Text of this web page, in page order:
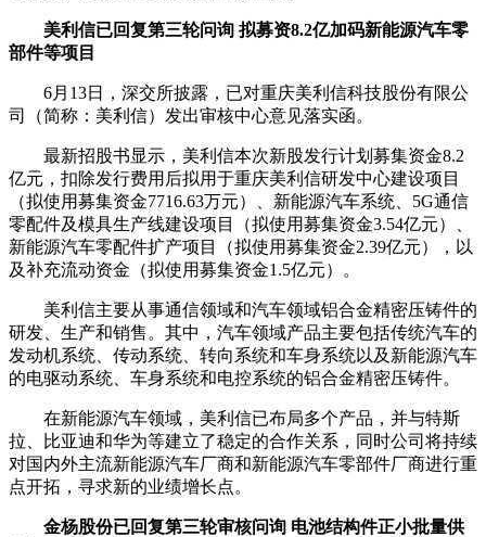
美利信已回复第三轮问询 拟募资8.2亿加码新能源汽车零
部件等项目
6月13日，深交所披露，已对重庆美利信科技股份有限公
司（简称：美利信）发出审核中心意见落实函。
最新招股书显示，美利信本次新股发行计划募集资金8.2
亿元，扣除发行费用后拟用于重庆美利信研发中心建设项目
（拟使用募集资金7716.63万元）、新能源汽车系统、5G通信
零配件及模具生产线建设项目（拟使用募集资金3.54亿元）、
新能源汽车零配件扩产项目（拟使用募集资金2.39亿元），以
及补充流动资金（拟使用募集资金1.5亿元）。
美利信主要从事通信领域和汽车领域铝合金精密压铸件的
研发、生产和销售。其中，汽车领域产品主要包括传统汽车的
发动机系统、传动系统、转向系统和车身系统以及新能源汽车
的电驱动系统、车身系统和电控系统的铝合金精密压铸件。
在新能源汽车领域，美利信已布局多个产品，并与特斯
拉、比亚迪和华为等建立了稳定的合作关系，同时公司将持续
对国内外主流新能源汽车厂商和新能源汽车零部件厂商进行重
点开拓，寻求新的业绩增长点。
金杨股份已回复第三轮审核问询 电池结构件正小批量供